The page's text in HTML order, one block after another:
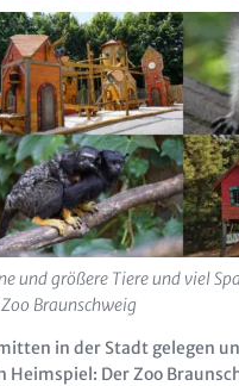
und größere Tiere und viel
Braunschweig
in der Stadt gelegen
Heimspiel: Der Zoo